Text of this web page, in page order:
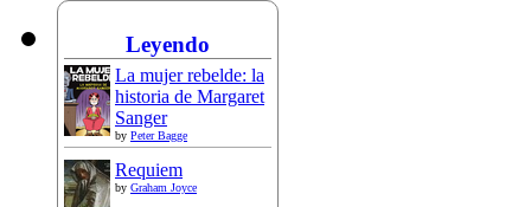
Leyendo
La mujer rebelde: la
historia de Margaret
Sanger
by Peter Bagge
Requiem
by Graham Joyce